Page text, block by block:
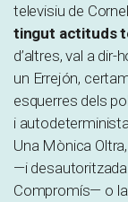
televisiu de
tingut actituds
d’altres, val a
un Errejón,
esquerres dels
i
Una Mònica
—i
Compromís— o la